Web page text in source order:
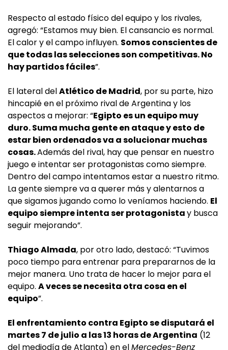
Respecto al estado físico del equipo y los rivales,
agregó: “Estamos muy bien. El cansancio es normal.
El calor y el campo influyen. Somos conscientes de
que todas las selecciones son competitivas. No
hay partidos fáciles”.
El lateral delAtlético de Madrid, por su parte, hizo
hincapié en el próximo rival de Argentina y los
aspectos a mejorar: “Egipto es un equipo muy
duro. Suma mucha gente en ataque y esto de
estar bien ordenados va a solucionar muchas
cosas.Además del rival, hay que pensar en nuestro
juego e intentar ser protagonistas como siempre.
Dentro del campo intentamos estar a nuestro ritmo.
La gente siempre va a querer más y alentarnos a
que sigamos jugando como lo veníamos haciendo. El
equipo siempre intenta ser protagonistay busca
seguir mejorando”.
Thiago Almada, por otro lado, destacó: “Tuvimos
poco tiempo para entrenar para prepararnos de la
mejor manera. Uno trata de hacer lo mejor para el
equipo. A veces se necesita otra cosa en el
equipo”.
El enfrentamiento contra Egipto se disputará el
martes 7 de julio a las 13 horas de Argentina (12
del mediodía de Atlanta) en elMercedes-Benz